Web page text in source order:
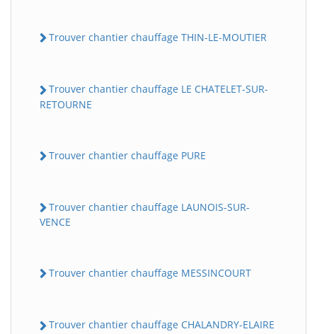
Trouver chantier chauffage THIN-LE-MOUTIER
Trouver chantier chauffage LE CHATELET-SUR-
RETOURNE
Trouver chantier chauffage PURE
Trouver chantier chauffage LAUNOIS-SUR-
VENCE
Trouver chantier chauffage MESSINCOURT
Trouver chantier chauffage CHALANDRY-ELAIRE